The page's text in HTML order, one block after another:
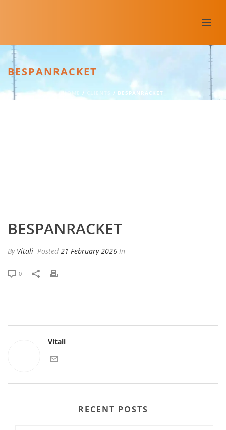
BESPANRACKET
HOME / CLIENTS / BESPANRACKET
BESPANRACKET
By Vitali Posted 21 February 2026 In
0
Vitali
RECENT POSTS